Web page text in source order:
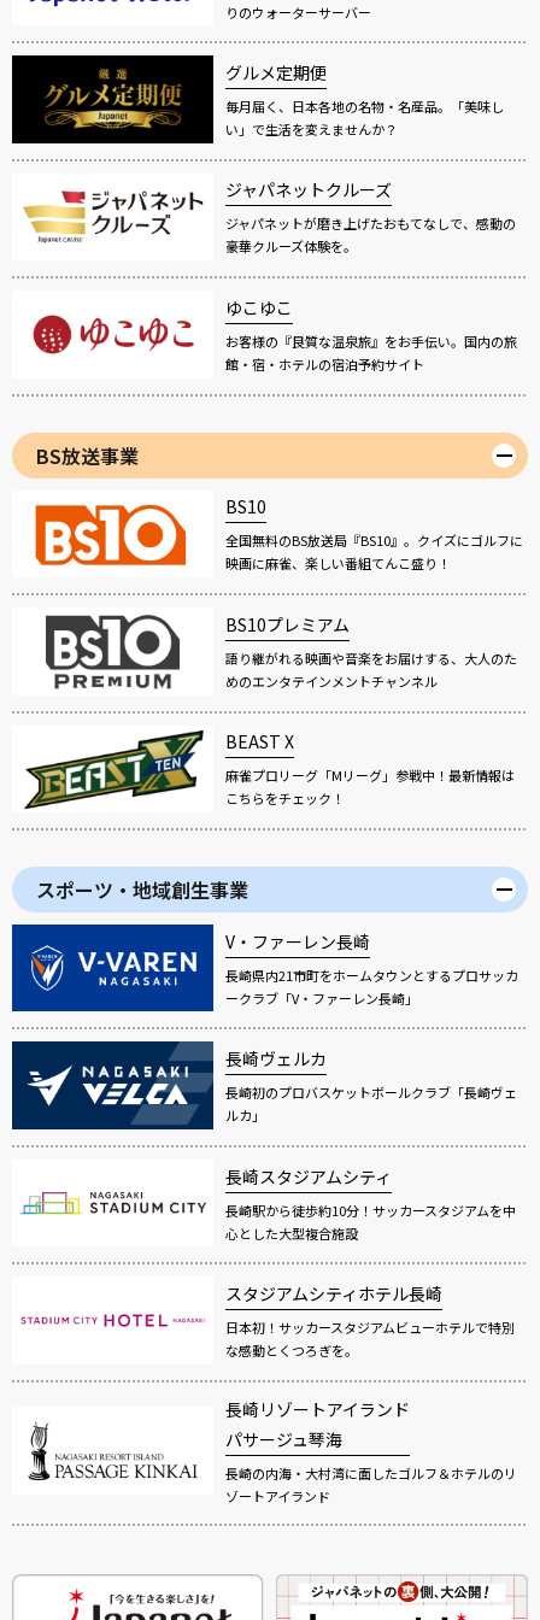
りのウォーターサーバー
グルメ定期便
毎月届く、日本各地の名物・名産品。「美味し
い」で生活を変えませんか？
ジャパネットクルーズ
ジャパネットが磨き上げたおもてなしで、感動の
豪華クルーズ体験を。
ゆこゆこ
お客様の『良質な温泉旅』をお手伝い。国内の旅
館・宿・ホテルの宿泊予約サイト
BS放送事業
BS10
全国無料のBS放送局『BS10』。クイズにゴルフに
映画に麻雀、楽しい番組てんこ盛り！
BS10プレミアム
語り継がれる映画や音楽をお届けする、大人のた
めのエンタテインメントチャンネル
BEAST X
麻雀プロリーグ「Mリーグ」参戦中！最新情報は
こちらをチェック！
スポーツ・地域創生事業
V・ファーレン長崎
長崎県内21市町をホームタウンとするプロサッカ
ークラブ「V・ファーレン長崎」
長崎ヴェルカ
長崎初のプロバスケットボールクラブ「長崎ヴェ
ルカ」
長崎スタジアムシティ
長崎駅から徒歩約10分！サッカースタジアムを中
心とした大型複合施設
スタジアムシティホテル長崎
日本初！サッカースタジアムビューホテルで特別
な感動とくつろぎを。
長崎リゾートアイランド
パサージュ琴海
長崎の内海・大村湾に面したゴルフ＆ホテルのリ
ゾートアイランド